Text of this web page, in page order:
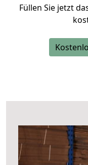
Füllen Sie jetzt